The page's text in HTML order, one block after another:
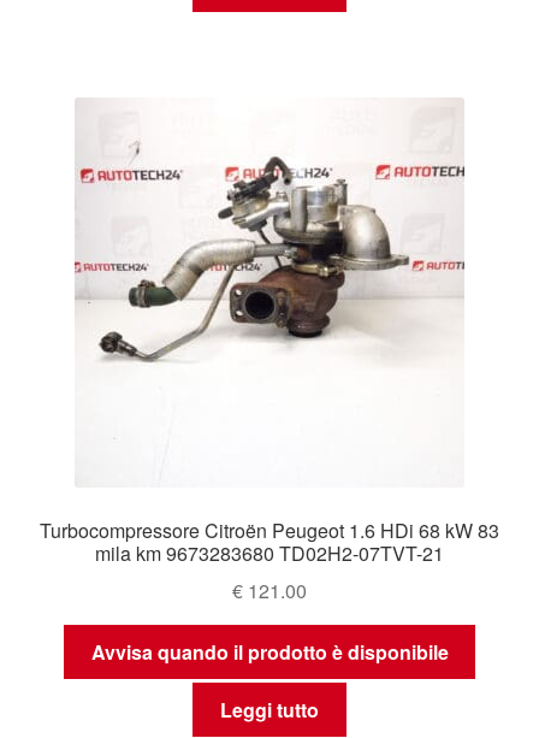
Turbocompressore Citroën Peugeot 1.6 HDi 68 kW 83
mila km 9673283680 TD02H2-07TVT-21
€ 121.00
Avvisa quando il prodotto è disponibile
Leggi tutto